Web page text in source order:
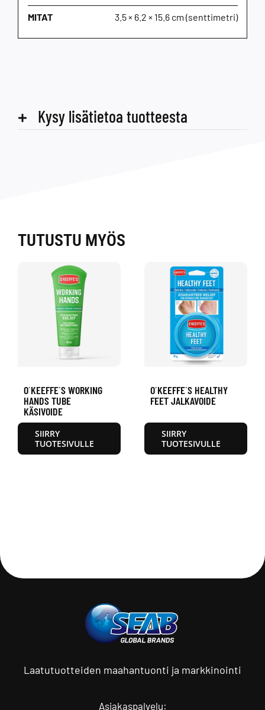
MITAT 3.5 × 6.2 × 15.6 cm (senttimetri)
Kysy lisätietoa tuotteesta
TUTUSTU MYÖS
O´KEEFFE´S WORKING
HANDS TUBE
KÄSIVOIDE
SIIRRY
TUOTESIVULLE
O´KEEFFE´S HEALTHY
FEET JALKAVOIDE
SIIRRY
TUOTESIVULLE
Laatutuotteiden maahantuonti ja markkinointi
Asiakaspalvelu: